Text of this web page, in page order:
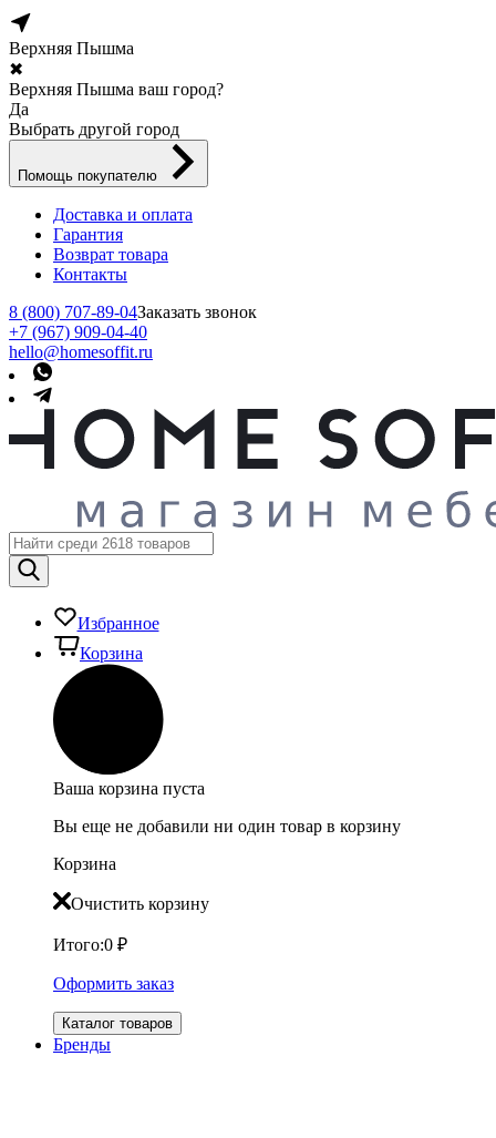
Верхняя Пышма
✖
Верхняя Пышма ваш город?
Да
Выбрать другой город
Помощь покупателю
Доставка и оплата
Гарантия
Возврат товара
Контакты
8 (800) 707-89-04Заказать звонок
+7 (967) 909-04-40
hello@homesoffit.ru
Избранное
Корзина
Ваша корзина пуста
Вы еще не добавили ни один товар в корзину
Корзина
Очистить корзину
Итого:0 ₽
Оформить заказ
Каталог товаров
Бренды